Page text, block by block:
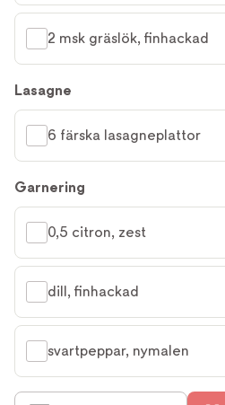
2 msk gräslök, finhackad
Lasagne
6 färska lasagneplattor
Garnering
0,5 citron, zest
dill, finhackad
svartpeppar, nymalen